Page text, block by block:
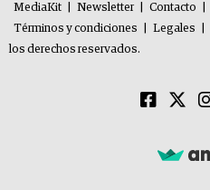
MediaKit Newsletter Contacto
Términos y condiciones
Legales
los derechos reservados.